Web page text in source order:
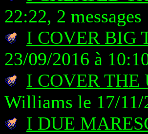
22:22, 2 messages
I COVER BIG
23/09/2016 à
I COVER THE
Williams le 17/11/
I DUE